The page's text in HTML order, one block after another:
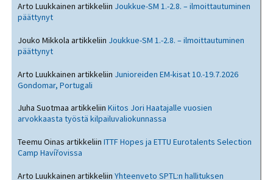
Arto Luukkainen artikkeliin Joukkue-SM 1.-2.8. – ilmoittautuminen
päättynyt
Jouko Mikkola artikkeliin Joukkue-SM 1.-2.8. – ilmoittautuminen
päättynyt
Arto Luukkainen artikkeliin Junioreiden EM-kisat 10.-19.7.2026
Gondomar, Portugali
Juha Suotmaa artikkeliinKiitos Jori Haatajalle vuosien
arvokkaasta työstä kilpailuvaliokunnassa
Teemu Oinas artikkeliinITTF Hopes ja ETTU Eurotalents Selection
Camp Havířovissa
Arto Luukkainen artikkeliinYhteenveto SPTL:n hallituksen